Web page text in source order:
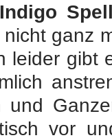
ganz
leider gibt
und
vor